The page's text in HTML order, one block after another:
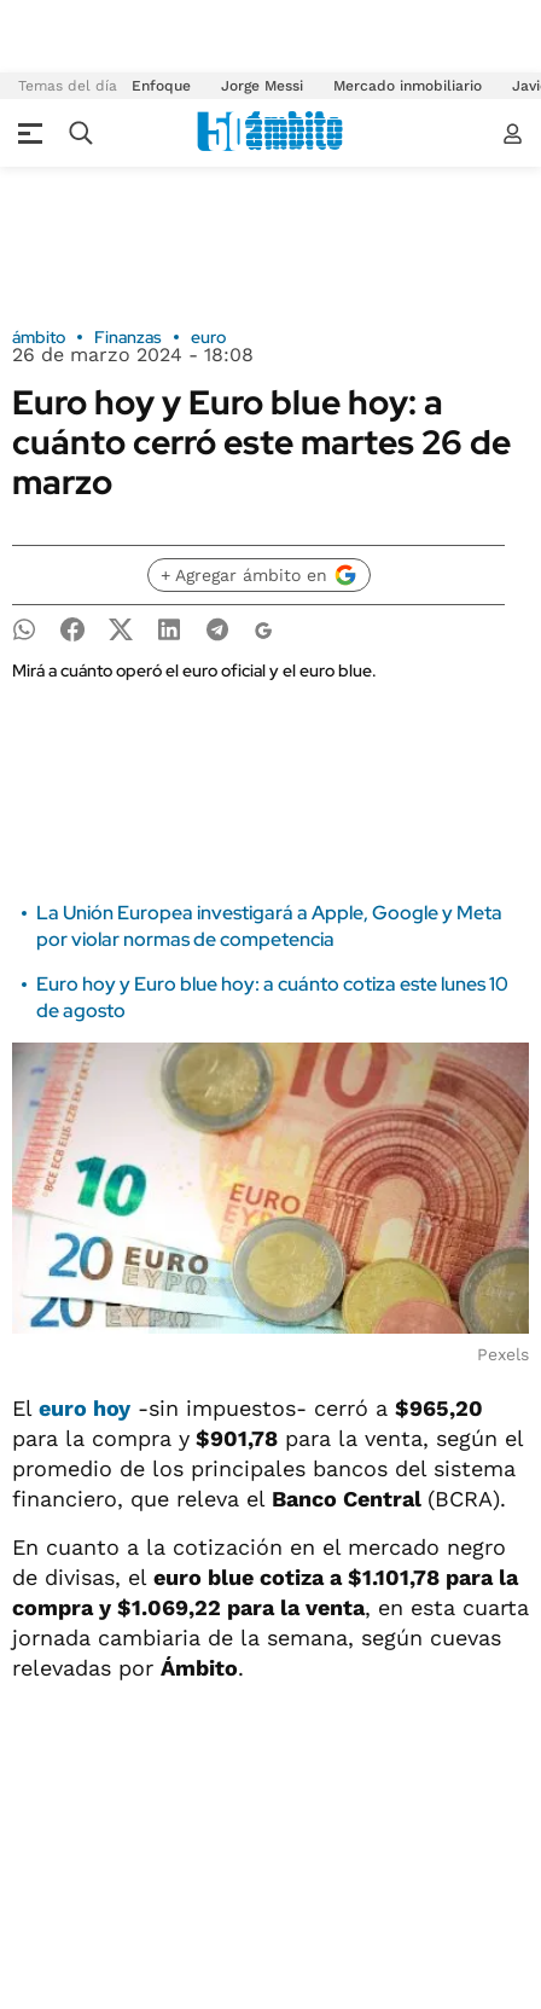
Temas del día Enfoque Jorge Messi Mercado inmobiliario
ámbito Finanzas euro
26 de marzo 2024 - 18:08
Euro hoy y Euro blue hoy: a
cuánto cerró este martes 26 de
marzo
+ Agregar ámbito en
Mirá a cuánto operó el euro oficial y el euro blue.
La Unión Europea investigará a Apple, Google y Meta
por violar normas de competencia
Euro hoy y Euro blue hoy: a cuánto cotiza este lunes 10
de agosto
Pexels
El euro hoy -sin impuestos- cerró a $965,20
para la compra y $901,78 para la venta, según el
promedio de los principales bancos del sistema
financiero, que releva el Banco Central (BCRA).
En cuanto a la cotización en el mercado negro
de divisas, el euro blue cotiza a $1.101,78 para la
compra y $1.069,22 para la venta, en esta cuarta
jornada cambiaria de la semana, según cuevas
relevadas por Ámbito.